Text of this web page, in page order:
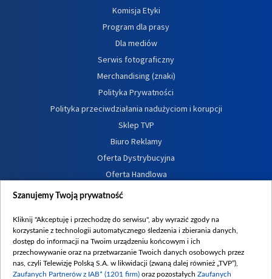
Komisja Etyki
Program dla prasy
Dla mediów
Serwis fotograficzny
Merchandising (znaki)
Polityka Prywatności
Polityka przeciwdziałania nadużyciom i korupcji
Sklep TVP
Biuro Reklamy
Oferta Dystrybucyjna
Oferta Handlowa
Dostępność
Procedura zgłoszeń wewnętrznych
Szanujemy Twoją prywatność
Kliknij "Akceptuję i przechodzę do serwisu", aby wyrazić zgody na
korzystanie z technologii automatycznego śledzenia i zbierania danych,
dostęp do informacji na Twoim urządzeniu końcowym i ich
przechowywanie oraz na przetwarzanie Twoich danych osobowych przez
nas, czyli Telewizję Polską S.A. w likwidacji (zwaną dalej również „TVP”),
Zaufanych Partnerów z IAB* (1201 firm) oraz pozostałych Zaufanych